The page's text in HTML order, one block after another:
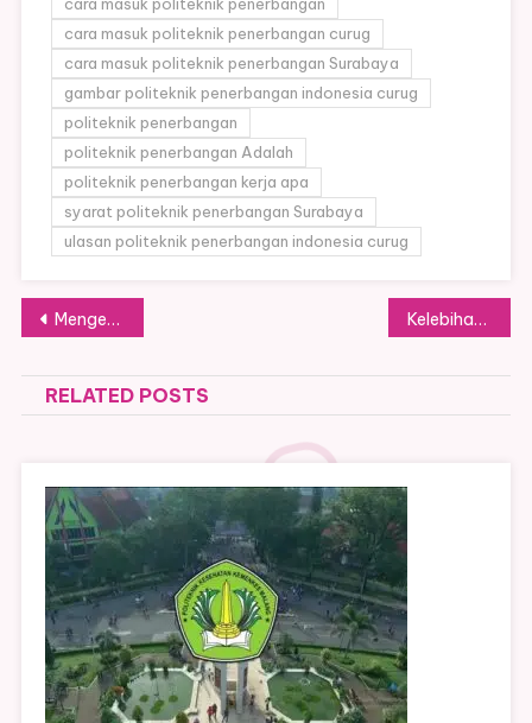
cara masuk politeknik penerbangan
cara masuk politeknik penerbangan curug
cara masuk politeknik penerbangan Surabaya
gambar politeknik penerbangan indonesia curug
politeknik penerbangan
politeknik penerbangan Adalah
politeknik penerbangan kerja apa
syarat politeknik penerbangan Surabaya
ulasan politeknik penerbangan indonesia curug
Post
navigation
Mengenal Lebih Dekat Politeknik llmu Pelayaran Makassar Kelebihan dan Keunggulan STIS : Sekolah Tinggi Ilmu Statistika
RELATED POSTS